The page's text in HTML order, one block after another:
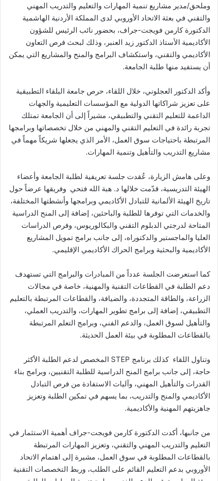
وملحق/مدير مشاريع تنمية المهارات والتعليم والتدريب المهني
والتقني في بعثة الاتحاد الأوروبي لدى المملكة الأردنية الهاشمية
الدكتورة كارمن فويجت-جراف، بحضور نائب الرئيس للشؤون
الأكاديمية الأستاذ الدكتور زيد العنبر، وذلك لبحث فرص التعاون
الأكاديمي والتقني، واستكشاف البرامج والمنح والمشاريع التي يمكن
أن يستفيد منها طلبة الجامعة.
وأكد الدكتور العجلوني، خلال اللقاء، حرص جامعة البلقاء التطبيقية
على تعزيز شراكاتها الدولية مع المؤسسات التعليمية والجهات
الداعمة للتعليم التقني والتطبيقي، مشيراً إلى أن الجامعة تمتلك
تجربة رائدة في التعليم التقني والمهني من خلال تخصصاتها وبرامجها
المرتبطة باحتياجات سوق العمل، الأمر الذي يجعلها شريكاً مهماً في
مشاريع التدريب والتأهيل وتنمية المهارات.
وعلى هامش الزيارة، عُقدت جلسة تعريفية لطلبة الجامعة وأعضاء
الهيئة التدريسية، قدّمت خلالها د. هبة الله فتحي وفريقها عرضاً حول
تاريخ الهيئة الألمانية للتبادل الأكاديمي وبرامجها وأنشطتها المختلفة،
والخدمات التي توفرها للطلبة والباحثين، إضافة إلى المنح الدراسية
المتاحة لدرجتي الدبلوم التقني والبكالوريوس، وفرص الدراسات
العليا والماجستير والدكتوراه، إلى جانب برامج تمويل المشاريع
الأكاديمية والبحثية وبرامج الحراك الأكاديمي الإقليمي.
كما استعرضت الجلسة عدداً من المبادرات والبرامج التي تستهدف
دعم الطلبة في القطاعات التقنية والمهنية، خاصة في مجالات
الزراعة، والطاقة المتجددة، والضيافة، والقطاعات المرتبطة بالتعليم
التطبيقي، إضافة إلى برامج تطوير المهارات، والتدريب العملي،
والتأهيل لسوق العمل، والدعم الفني، وبرامج التعلم المرتبطة
بالقطاعات المطلوبة في بيئة العمل الحديثة.
وتناول اللقاء كذلك برنامج STEP المخصص لدعم الطلبة الأكثر
حاجة، إلى جانب برامج المنح الدراسية للطلبة التقنيين، وبرامج بناء
القدرات والتأهيل المهني، وآليات الاستفادة من فرص التبادل
الأكاديمي والمنح والتدريب، بما يسهم في تمكين الطلبة وتعزيز
جاهزيتهم المهنية والأكاديمية.
من جانبها، أكدت الدكتورة كارمن فويجت-جراف أهمية الاستثمار في
التعليم والتدريب المهني والتقني، وتعزيز المهارات المرتبطة
بالقطاعات المطلوبة في سوق العمل، مشيرة إلى اهتمام الاتحاد
الأوروبي بدعم التعليم القائم على الطلب، وربط التخصصات التقنية